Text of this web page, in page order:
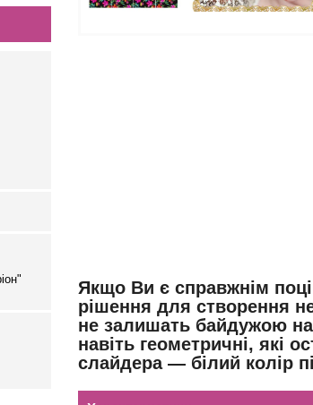
Якщо Ви є справжнім
рішення для створення
не залишать байдужою
навіть геометричні, які
слайдера — білий колір